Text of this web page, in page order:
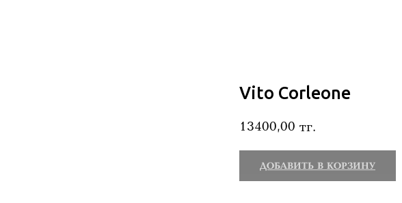
Vito Corleone
13400,00 тг.
ДОБАВИТЬ В КОРЗИНУ